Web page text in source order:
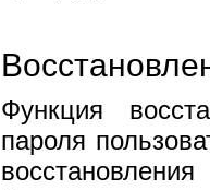
Функция
пароля